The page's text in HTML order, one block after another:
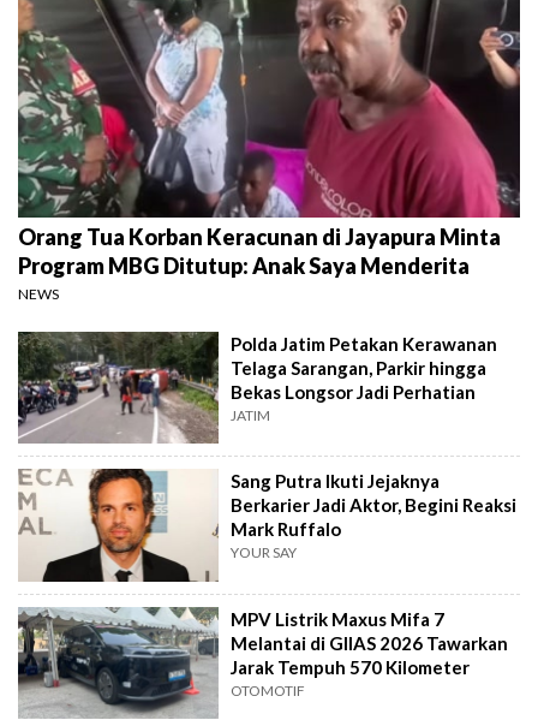
Orang Tua Korban Keracunan di Jayapura Minta
Program MBG Ditutup: Anak Saya Menderita
NEWS
Polda Jatim Petakan Kerawanan
Telaga Sarangan, Parkir hingga
Bekas Longsor Jadi Perhatian
JATIM
Sang Putra Ikuti Jejaknya
Berkarier Jadi Aktor, Begini Reaksi
Mark Ruffalo
YOUR SAY
MPV Listrik Maxus Mifa 7
Melantai di GIIAS 2026 Tawarkan
Jarak Tempuh 570 Kilometer
OTOMOTIF